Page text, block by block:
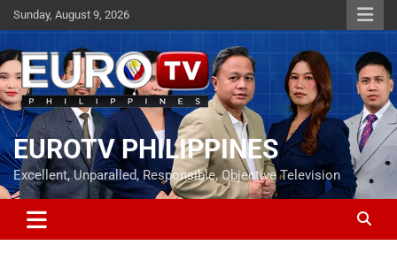
Skip
to
content
Sunday, August 9, 2026
EUROTV PHILIPPINES
Excellent, Unparalled, Responsible, Objective Television